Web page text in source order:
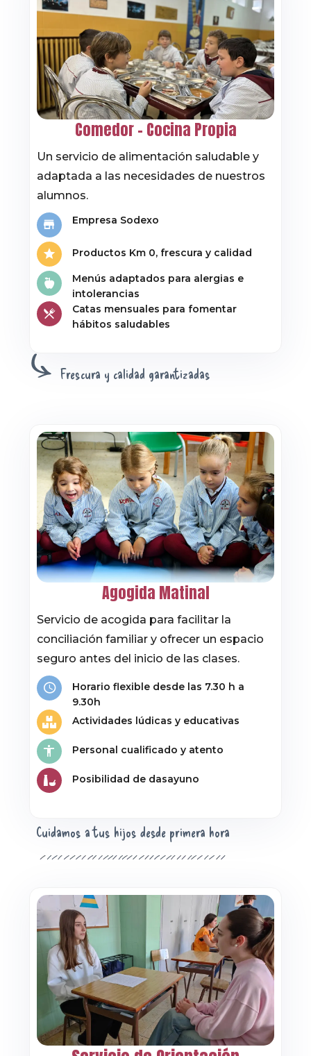
Comedor – Cocina Propia
Un servicio de alimentación saludable y
adaptada a las necesidades de nuestros
alumnos.
Empresa Sodexo
Productos Km 0, frescura y calidad
Menús adaptados para alergias e
intolerancias
Catas mensuales para fomentar
hábitos saludables
Frescura y calidad garantizadas
Cuidamos a tus hijos desde primera hora
Agogida Matinal
Servicio de acogida para facilitar la
conciliación familiar y ofrecer un espacio
seguro antes del inicio de las clases.
Horario flexible desde las 7.30 h a
9.30h
Actividades lúdicas y educativas
Personal cualificado y atento
Posibilidad de dasayuno